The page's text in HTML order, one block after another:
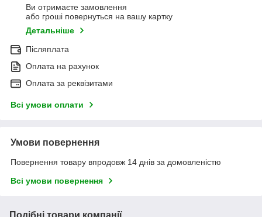
Ви отримаєте замовлення
або гроші повернуться на вашу картку
Детальніше
Післяплата
Оплата на рахунок
Оплата за реквізитами
Всі умови оплати
Умови повернення
Повернення товару впродовж 14 днів за домовленістю
Всі умови повернення